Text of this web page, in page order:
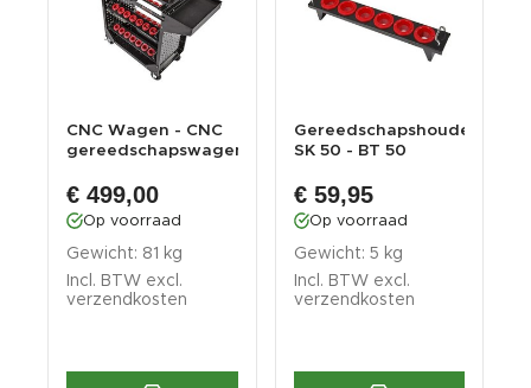
CNC Wagen - CNC
gereedschapswagen
€ 499,00
Op voorraad
Gewicht: 81 kg
Incl. BTW excl.
verzendkosten
Gereedschapshouder
SK 50 - BT 50
€ 59,95
Op voorraad
Gewicht: 5 kg
Incl. BTW excl.
verzendkosten